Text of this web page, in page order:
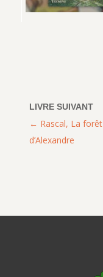
Rascal, La forêt
d’Alexandre